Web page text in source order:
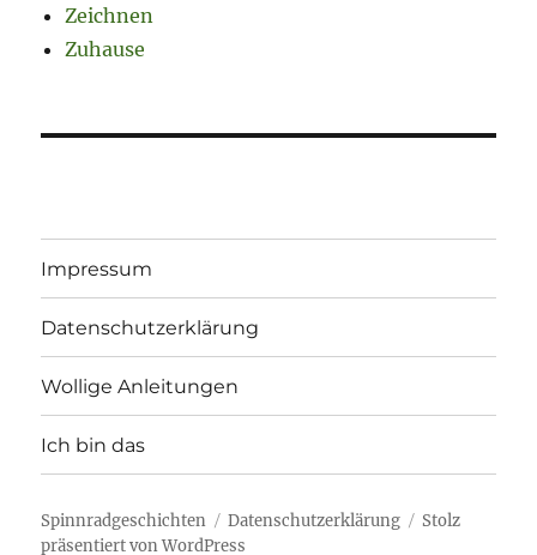
Zeichnen
Zuhause
Impressum
Datenschutzerklärung
Wollige Anleitungen
Ich bin das
Spinnradgeschichten Datenschutzerklärung
Stolz
präsentiert von WordPress